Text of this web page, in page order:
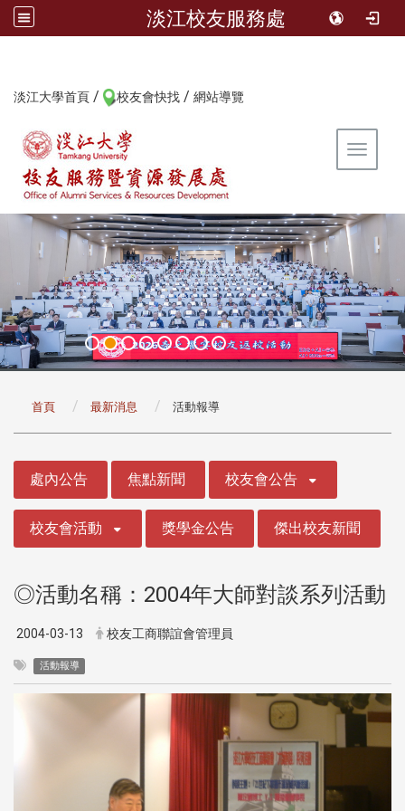
淡江校友服務處
淡江大學首頁 / 校友會快找 / 網站導覽
Toggle
首頁 最新消息 活動報導
處內公告 焦點新聞 校友會公告
校友會活動 獎學金公告 傑出校友新聞
◎活動名稱：2004年大師對談系列活動
2004-03-13 校友工商聯誼會管理員
活動報導